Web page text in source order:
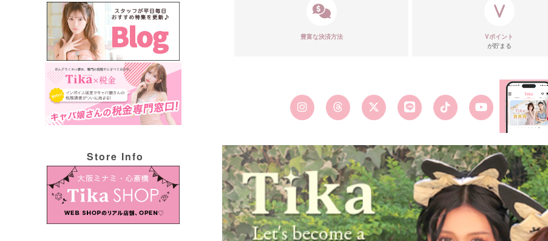
Store Info
豊富な決済方法
Vポイント
が貯まる